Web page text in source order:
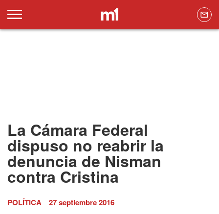
La Cámara Federal
dispuso no reabrir la
denuncia de Nisman
contra Cristina
POLÍTICA 27 septiembre 2016